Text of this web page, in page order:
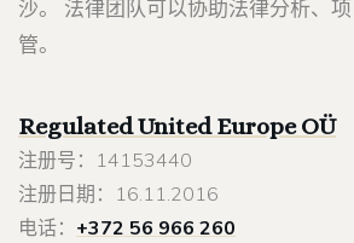
沙。 法律团队可以协助法律分析、
管。
Regulated United EuropeOÜ
注册号：14153440
注册日期：16.11.2016
电话： +372 56 966 260